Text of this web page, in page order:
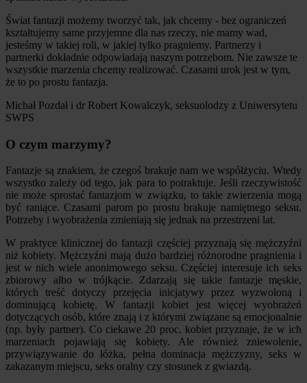
Świat fantazji możemy tworzyć tak, jak chcemy - bez ograniczeń
kształtujemy same przyjemne dla nas rzeczy, nie mamy wad,
jesteśmy w takiej roli, w jakiej tylko pragniemy. Partnerzy i
partnerki dokładnie odpowiadają naszym potrzebom. Nie zawsze te
wszystkie marzenia chcemy realizować. Czasami urok jest w tym,
że to po prostu fantazja.
Michał Pozdał i dr Robert Kowalczyk, seksuolodzy z Uniwersytetu
SWPS
O czym marzymy?
Fantazje są znakiem, że czegoś brakuje nam we współżyciu. Wtedy
wszystko zależy od tego, jak para to potraktuje. Jeśli rzeczywistość
nie może sprostać fantazjom w związku, to takie zwierzenia mogą
być raniące. Czasami parom po prostu brakuje namiętnego seksu.
Potrzeby i wyobrażenia zmieniają się jednak na przestrzeni lat.
W praktyce klinicznej do fantazji częściej przyznają się mężczyźni
niż kobiety. Mężczyźni mają dużo bardziej różnorodne pragnienia i
jest w nich wiele anonimowego seksu. Częściej interesuje ich seks
zbiorowy albo w trójkącie. Zdarzają się takie fantazje męskie,
których treść dotyczy przejęcia inicjatywy przez wyzwoloną i
dominującą kobietę. W fantazji kobiet jest więcej wyobrażeń
dotyczących osób, które znają i z którymi związane są emocjonalnie
(np. były partner). Co ciekawe 20 proc. kobiet przyznaje, że w ich
marzeniach pojawiają się kobiety. Ale również zniewolenie,
przywiązywanie do łóżka, pełna dominacja mężczyzny, seks w
zakazanym miejscu, seks oralny czy stosunek z gwiazdą.